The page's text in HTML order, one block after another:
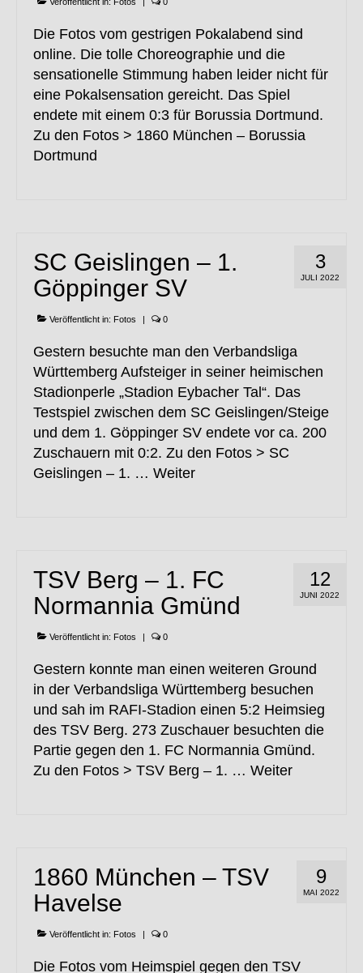
Die Fotos vom gestrigen Pokalabend sind
online. Die tolle Choreographie und die
sensationelle Stimmung haben leider nicht für
eine Pokalsensation gereicht. Das Spiel
endete mit einem 0:3 für Borussia Dortmund.
Zu den Fotos > 1860 München – Borussia
Dortmund
3
JULI 2022
SC Geislingen – 1.
Göppinger SV
Veröffentlicht in: Fotos | 0
Gestern besuchte man den Verbandsliga
Württemberg Aufsteiger in seiner heimischen
Stadionperle „Stadion Eybacher Tal“. Das
Testspiel zwischen dem SC Geislingen/Steige
und dem 1. Göppinger SV endete vor ca. 200
Zuschauern mit 0:2. Zu den Fotos > SC
Geislingen – 1. … Weiter
12
JUNI 2022
TSV Berg – 1. FC
Normannia Gmünd
Veröffentlicht in: Fotos | 0
Gestern konnte man einen weiteren Ground
in der Verbandsliga Württemberg besuchen
und sah im RAFI-Stadion einen 5:2 Heimsieg
des TSV Berg. 273 Zuschauer besuchten die
Partie gegen den 1. FC Normannia Gmünd.
Zu den Fotos > TSV Berg – 1. … Weiter
9
MAI 2022
1860 München – TSV
Havelse
Veröffentlicht in: Fotos | 0
Die Fotos vom Heimspiel gegen den TSV